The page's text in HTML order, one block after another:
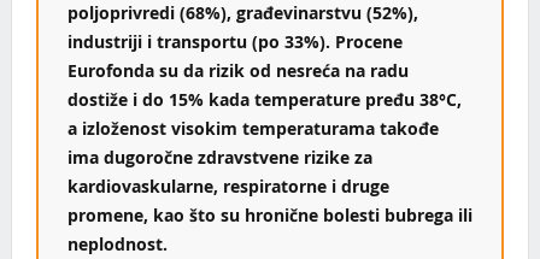
poljoprivredi (68%), građevinarstvu (52%),
industriji i transportu (po 33%). Procene
Eurofonda su da rizik od nesreća na radu
dostiže i do 15% kada temperature pređu 38°C,
a izloženost visokim temperaturama takođe
ima dugoročne zdravstvene rizike za
kardiovaskularne, respiratorne i druge
promene, kao što su hronične bolesti bubrega ili
neplodnost.